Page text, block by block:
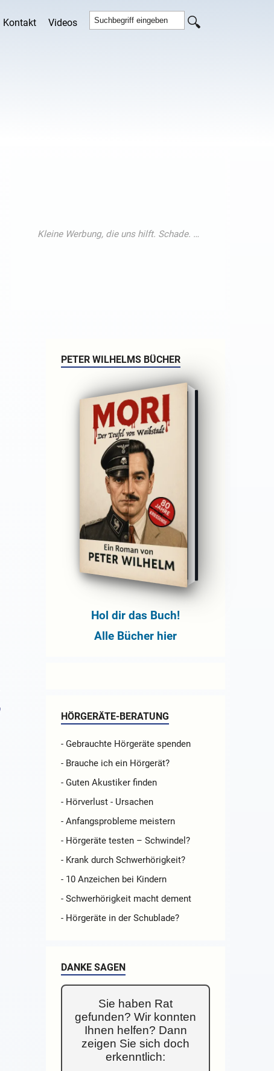
Kontakt Videos
PETER WILHELMS BÜCHER
Hol dir das Buch!
Alle Bücher hier
HÖRGERÄTE-BERATUNG
- Gebrauchte Hörgeräte spenden
- Brauche ich ein Hörgerät?
- Guten Akustiker finden
- Hörverlust - Ursachen
- Anfangsprobleme meistern
- Hörgeräte testen – Schwindel?
- Krank durch Schwerhörigkeit?
- 10 Anzeichen bei Kindern
- Schwerhörigkeit macht dement
- Hörgeräte in der Schublade?
DANKE SAGEN
Sie haben Rat
gefunden? Wir konnten
Ihnen helfen? Dann
zeigen Sie sich doch
erkenntlich: